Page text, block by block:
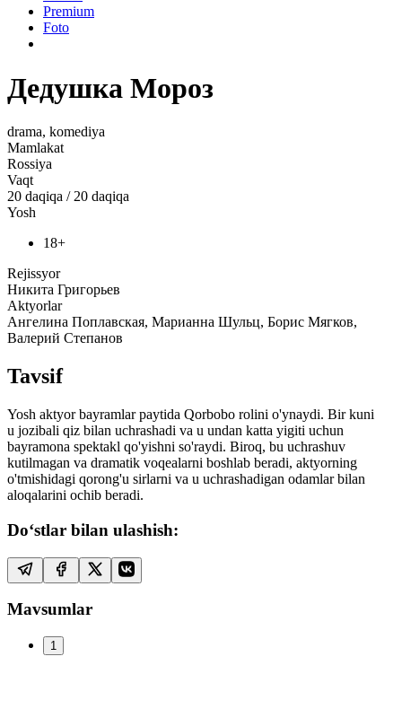
Premium
Foto
Дедушка Мороз
drama, komediya
Mamlakat
Rossiya
Vaqt
20 daqiqa / 20 daqiqa
Yosh
18+
Rejissyor
Никита Григорьев
Aktyorlar
Ангелина Поплавская, Марианна Шульц, Борис Мягков,
Валерий Степанов
Tavsif
Yosh aktyor bayramlar paytida Qorbobo rolini o'ynaydi. Bir kuni
u jozibali qiz bilan uchrashadi va u undan katta yigiti uchun
bayramona spektakl qo'yishni so'raydi. Biroq, bu uchrashuv
kutilmagan va dramatik voqealarni boshlab beradi, aktyorning
o'tmishidagi qorong'u sirlarni va u uchrashadigan odamlar bilan
aloqalarini ochib beradi.
Do‘stlar bilan ulashish:
Mavsumlar
1